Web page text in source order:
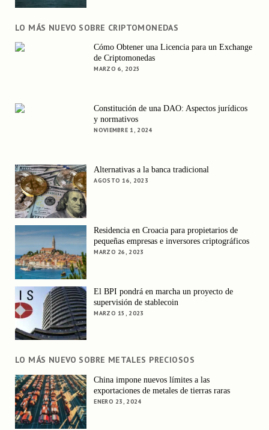
LO MÁS NUEVO SOBRE CRIPTOMONEDAS
Cómo Obtener una Licencia para un Exchange
de Criptomonedas
MARZO 6, 2025
Constitución de una DAO: Aspectos jurídicos
y normativos
NOVIEMBRE 1, 2024
Alternativas a la banca tradicional
AGOSTO 16, 2023
Residencia en Croacia para propietarios de
pequeñas empresas e inversores criptográficos
MARZO 26, 2023
El BPI pondrá en marcha un proyecto de
supervisión de stablecoin
MARZO 15, 2023
LO MÁS NUEVO SOBRE METALES PRECIOSOS
China impone nuevos límites a las
exportaciones de metales de tierras raras
ENERO 23, 2024